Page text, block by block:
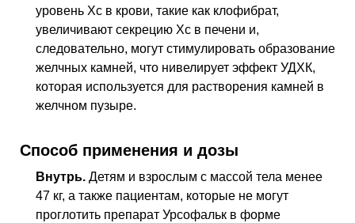
уровень Хс в крови, такие как клофибрат,
увеличивают секрецию Хс в печени и,
следовательно, могут стимулировать образование
желчных камней, что нивелирует эффект УДХК,
которая используется для растворения камней в
желчном пузыре.
Способ применения и дозы
Внутрь. Детям и взрослым с массой тела менее
47 кг, а также пациентам, которые не могут
проглотить препарат Урсофальк в форме